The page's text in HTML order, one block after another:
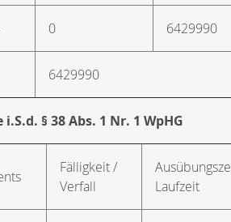
0 6429990
6429990
§ 38 Abs. 1 Nr. 1 WpHG
Fälligkeit /
Verfall
Laufzeit